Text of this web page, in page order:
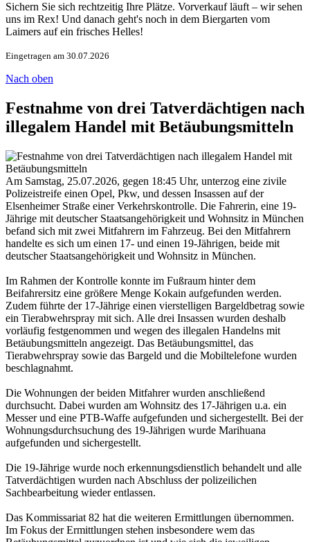
Sichern Sie sich rechtzeitig Ihre Plätze. Vorverkauf läuft – wir sehen
uns im Rex! Und danach geht's noch in dem Biergarten vom
Laimers auf ein frisches Helles!
Eingetragen am 30.07.2026
Nach oben
Festnahme von drei Tatverdächtigen nach
illegalem Handel mit Betäubungsmitteln
Am Samstag, 25.07.2026, gegen 18:45 Uhr, unterzog eine zivile
Polizeistreife einen Opel, Pkw, und dessen Insassen auf der
Elsenheimer Straße einer Verkehrskontrolle. Die Fahrerin, eine 19-
Jährige mit deutscher Staatsangehörigkeit und Wohnsitz in München
befand sich mit zwei Mitfahrern im Fahrzeug. Bei den Mitfahrern
handelte es sich um einen 17- und einen 19-Jährigen, beide mit
deutscher Staatsangehörigkeit und Wohnsitz in München.
Im Rahmen der Kontrolle konnte im Fußraum hinter dem
Beifahrersitz eine größere Menge Kokain aufgefunden werden.
Zudem führte der 17-Jährige einen vierstelligen Bargeldbetrag sowie
ein Tierabwehrspray mit sich. Alle drei Insassen wurden deshalb
vorläufig festgenommen und wegen des illegalen Handelns mit
Betäubungsmitteln angezeigt. Das Betäubungsmittel, das
Tierabwehrspray sowie das Bargeld und die Mobiltelefone wurden
beschlagnahmt.
Die Wohnungen der beiden Mitfahrer wurden anschließend
durchsucht. Dabei wurden am Wohnsitz des 17-Jährigen u.a. ein
Messer und eine PTB-Waffe aufgefunden und sichergestellt. Bei der
Wohnungsdurchsuchung des 19-Jährigen wurde Marihuana
aufgefunden und sichergestellt.
Die 19-Jährige wurde noch erkennungsdienstlich behandelt und alle
Tatverdächtigen wurden nach Abschluss der polizeilichen
Sachbearbeitung wieder entlassen.
Das Kommissariat 82 hat die weiteren Ermittlungen übernommen.
Im Fokus der Ermittlungen stehen insbesondere wem das